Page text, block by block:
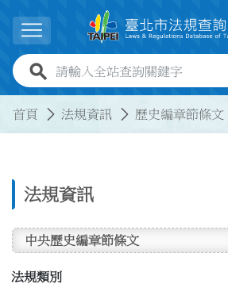
展開選單
全站查詢關鍵字欄位
首頁 法規資訊 歷史編章節條文
法規資訊
中央歷史編章節條文
法規類別